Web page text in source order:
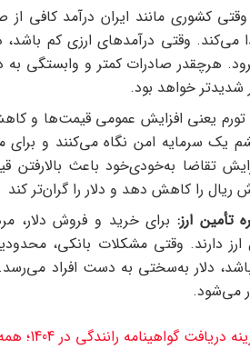
کشوری مانند ایران درآمد کافی از
می‌کند. وقتی درآمدهای ارزی کم
هرچقدر صادرات کمتر و وابستگی به
شدیدتر خواهد بود.
تورم یعنی افزایش عمومی قیمت‌ها و
چشم یک سرمایه امن نگاه می‌کنند و
تقاضا به‌خودی‌خود باعث
ریال را کاهش دهد و دلار را گران‌تر کند
تأمین ارز:برای خرید و فروش دلار،
دارند. وقتی مشکلات بانکی،
دلار به‌سختی به دست افراد
می‌شود.
دریافت گواهینامه رانندگی در 1404؛ همه جزئیات